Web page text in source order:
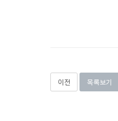
이전 목록보기